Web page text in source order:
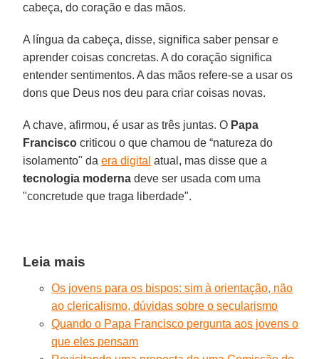
cabeça, do coração e das mãos.
A língua da cabeça, disse, significa saber pensar e
aprender coisas concretas. A do coração significa
entender sentimentos. A das mãos refere-se a usar os
dons que Deus nos deu para criar coisas novas.
A chave, afirmou, é usar as três juntas. O Papa
Francisco criticou o que chamou de “natureza do
isolamento" daera digital atual, mas disse que a
tecnologia moderna deve ser usada com uma
"concretude que traga liberdade".
Leia mais
Os jovens para os bispos: sim à orientação, não
ao clericalismo, dúvidas sobre o secularismo
Quando o Papa Francisco pergunta aos jovens o
que eles pensam